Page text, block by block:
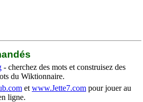
- cherchez des mots et construisez des
du Wiktionnaire.
et www.Jette7.com pour jouer au
ligne.